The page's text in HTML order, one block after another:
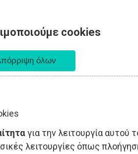
cookies
για την λειτουργία αυτού
λειτουργίες όπως